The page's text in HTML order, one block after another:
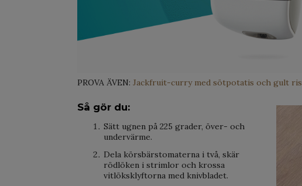
PROVA ÄVEN: Jackfruit-curry med sötpotatis och gult ris
Så gör du:
Sätt ugnen på 225 grader, över- och
undervärme.
Dela körsbärstomaterna i två, skär
rödlöken i strimlor och krossa
vitlöksklyftorna med knivbladet.